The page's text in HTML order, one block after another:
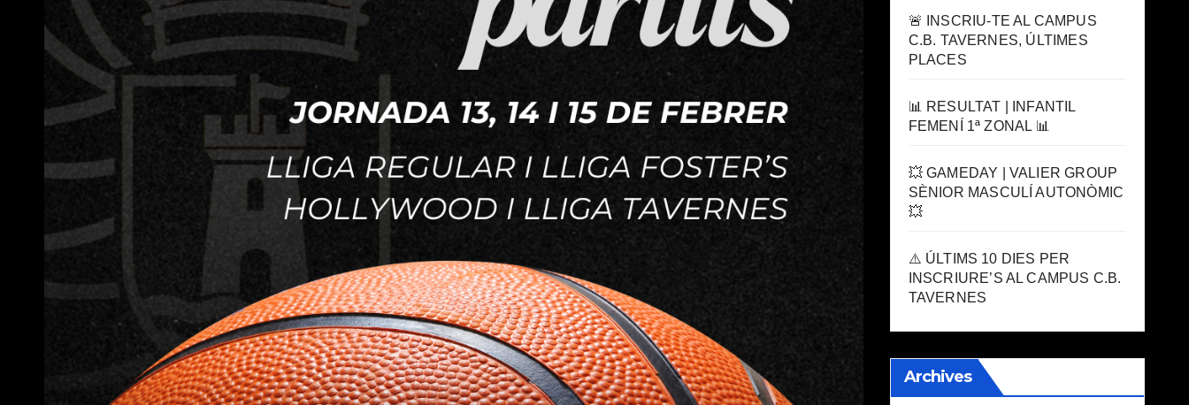
🚨 INSCRIU-TE AL CAMPUS
C.B. TAVERNES, ÚLTIMES
PLACES
📊 RESULTAT | INFANTIL
FEMENÍ 1ª ZONAL 📊
💥 GAMEDAY | VALIER GROUP
SÈNIOR MASCULÍ AUTONÒMIC
💥
⚠️ ÚLTIMS 10 DIES PER
INSCRIURE’S AL CAMPUS C.B.
TAVERNES
Archives